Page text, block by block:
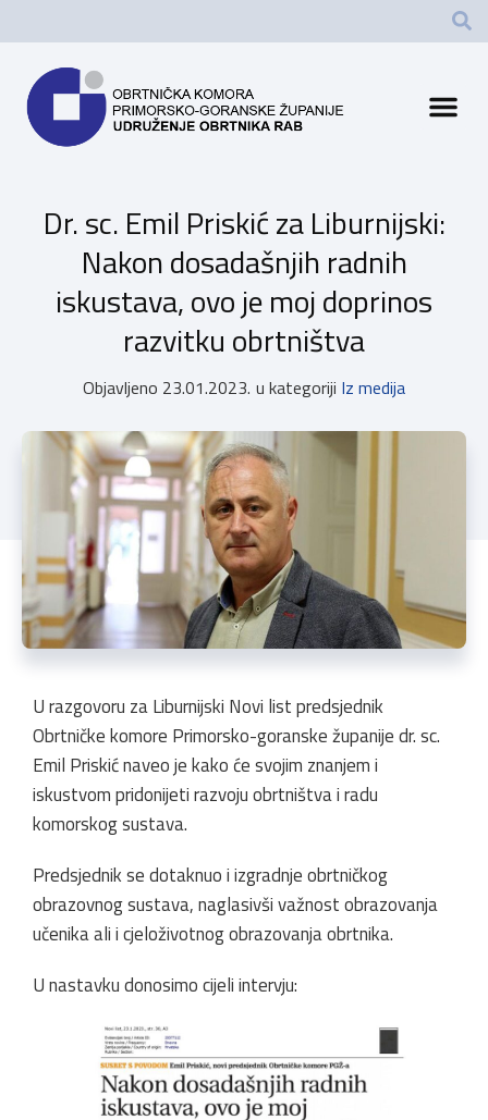
Dr. sc. Emil Priskić za Liburnijski:
Nakon dosadašnjih radnih
iskustava, ovo je moj doprinos
razvitku obrtništva
Objavljeno 23.01.2023. u kategoriji Iz medija
U razgovoru za Liburnijski Novi list predsjednik
Obrtničke komore Primorsko-goranske županije dr. sc.
Emil Priskić naveo je kako će svojim znanjem i
iskustvom pridonijeti razvoju obrtništva i radu
komorskog sustava.
Predsjednik se dotaknuo i izgradnje obrtničkog
obrazovnog sustava, naglasivši važnost obrazovanja
učenika ali i cjeloživotnog obrazovanja obrtnika.
U nastavku donosimo cijeli intervju: